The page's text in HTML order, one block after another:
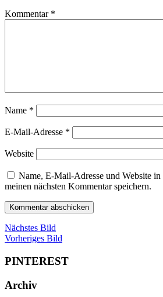
Kommentar *
Name *
E-Mail-Adresse *
Website
Name, E-Mail-Adresse und Website
meinen nächsten Kommentar speichern.
Nächstes Bild
Vorheriges Bild
PINTEREST
Archiv